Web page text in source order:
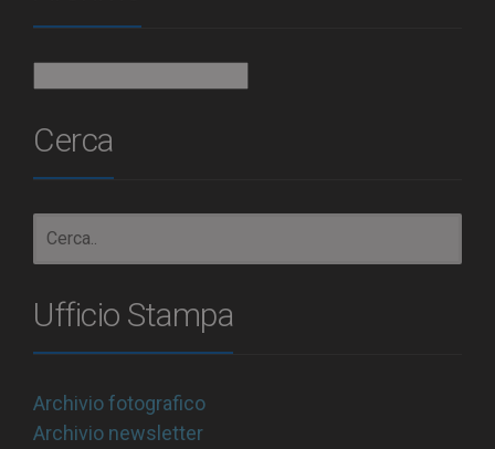
Cerca
Ufficio Stampa
Archivio fotografico
Archivio newsletter